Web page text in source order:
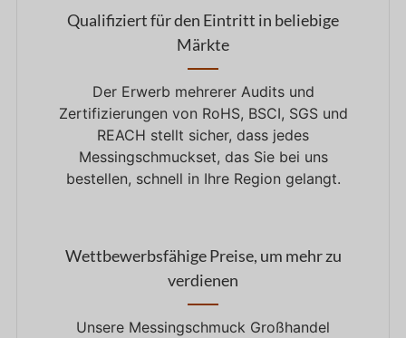
Qualifiziert für den Eintritt in beliebige
Märkte
Der Erwerb mehrerer Audits und
Zertifizierungen von RoHS, BSCI, SGS und
REACH stellt sicher, dass jedes
Messingschmuckset, das Sie bei uns
bestellen, schnell in Ihre Region gelangt.
Wettbewerbsfähige Preise, um mehr zu
verdienen
Unsere Messingschmuck Großhandel